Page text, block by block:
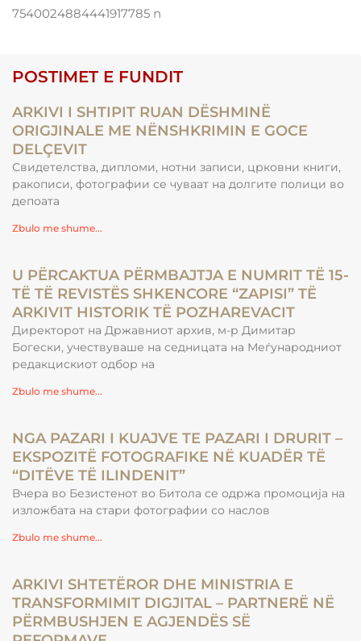
POSTIMET E FUNDIT
ARKIVI I SHTIPIT RUAN DËSHMINË
ORIGJINALE ME NËNSHKRIMIN E GOCE
DELÇEVIT
Свидетелства, дипломи, нотни записи, црковни книги,
ракописи, фотографии се чуваат на долгите полици во
депоата
Zbulo me shume...
U PËRCAKTUA PËRMBAJTJA E NUMRIT TË 15-
TË TË REVISTËS SHKENCORE “ZAPISI” TË
ARKIVIT HISTORIK TË POZHAREVACIT
Директорот на Државниот архив, м-р Димитар
Богески, учествуваше на седницата на Меѓународниот
редакцискиот одбор на
Zbulo me shume...
NGA PAZARI I KUAJVE TE PAZARI I DRURIT –
EKSPOZITË FOTOGRAFIKE NË KUADËR TË
“DITËVE TË ILINDENIT”
Вчера во Безистенот во Битола се одржа промоција на
изложбата на стари фотографии со наслов
Zbulo me shume...
ARKIVI SHTETËROR DHE MINISTRIA E
TRANSFORMIMIT DIGJITAL – PARTNERË NË
PËRMBUSHJEN E AGJENDËS SË